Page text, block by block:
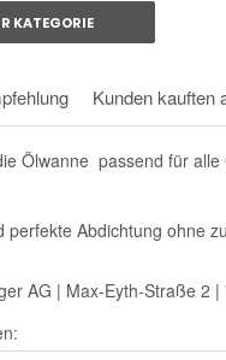
KATEGORIE
Kunden kauften
Ölwanne passend für alle
perfekte Abdichtung ohne
AG | Max-Eyth-Straße 2